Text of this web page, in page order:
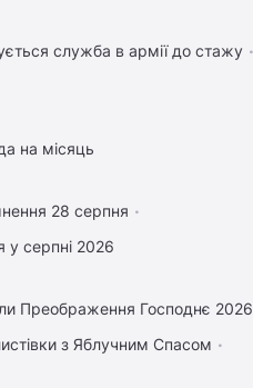
служба в армії до стажу
на місяць
28 серпня
у серпні 2026
Преображення Господнє 2026
з Яблучним Спасом